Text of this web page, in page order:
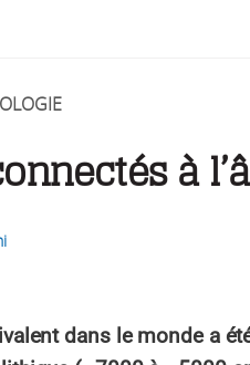
à
dans le monde a